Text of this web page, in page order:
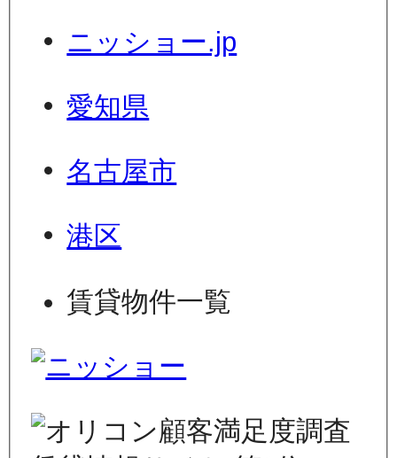
ニッショー.jp
愛知県
名古屋市
港区
賃貸物件一覧